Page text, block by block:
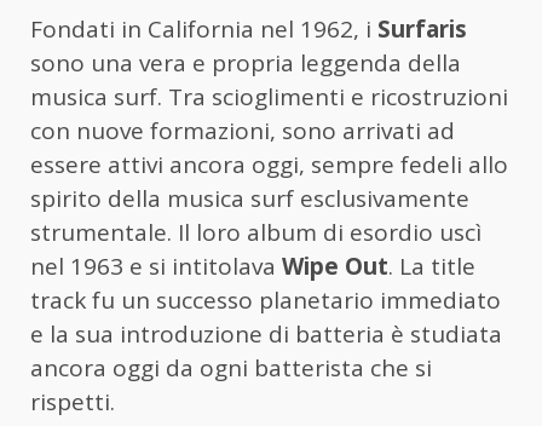
Fondati in California nel 1962, i Surfaris
sono una vera e propria leggenda della
musica surf. Tra scioglimenti e ricostruzioni
con nuove formazioni, sono arrivati ad
essere attivi ancora oggi, sempre fedeli allo
spirito della musica surf esclusivamente
strumentale. Il loro album di esordio uscì
nel 1963 e si intitolava Wipe Out. La title
track fu un successo planetario immediato
e la sua introduzione di batteria è studiata
ancora oggi da ogni batterista che si
rispetti.